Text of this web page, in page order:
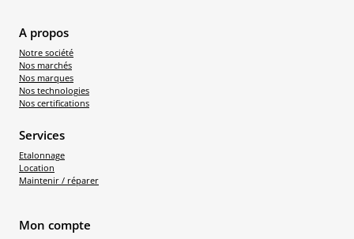
A propos
Notre société
Nos marchés
Nos marques
Nos technologies
Nos certifications
Services
Etalonnage
Location
Maintenir / réparer
Mon compte